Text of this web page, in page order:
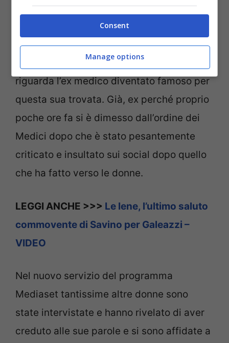
Un post condiviso da Le Iene (@redazioneiene)
Nuova puntata in arrivo delle ‘Iene’ che
riguarda l’ex medico diventato famoso per
questa sua trovata. Già, ex perché proprio
poche ore fa si è dimesso dall’ordine dei
Medici dopo che è stato pesantemente
criticato e insultato sui social dopo quello
che ha fatto verso le donne.
LEGGI ANCHE >>> Le Iene, l’ultimo saluto
commovente di Savino per Galeazzi –
VIDEO
Nel nuovo servizio del programma
Mediaset tantissime altre donne sono
state intervistate e hanno rivelato di aver
creduto alle sue parole e si sono affidate a
Consent
Manage options